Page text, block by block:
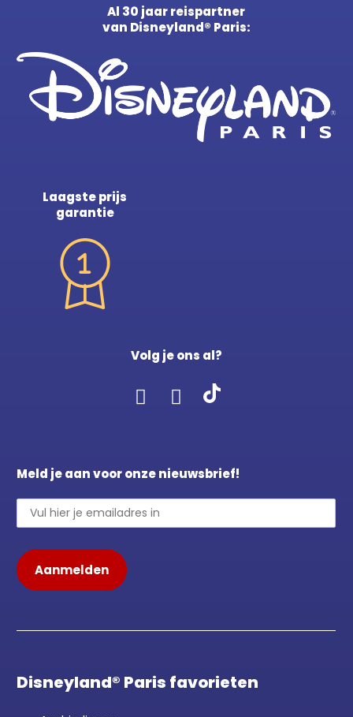
Al 30 jaar reispartner
van Disneyland® Paris:
Laagste prijs
garantie
Volg je ons al?
Meld je aan voor onze nieuwsbrief!
Disneyland® Paris favorieten